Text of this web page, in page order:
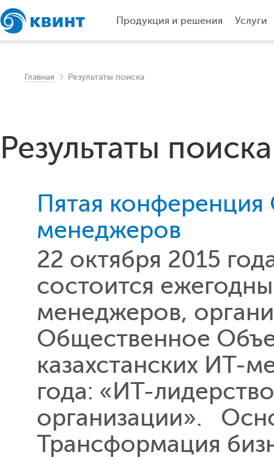
Продукция и решения Услуги
Главная Результаты поиска
Результаты
Пятая конференция
менеджеров
22 октября 2015
состоится
менеджеров,
Общественное
казахстанских ИТ-
года: «ИТ-
организации».
Трансформация